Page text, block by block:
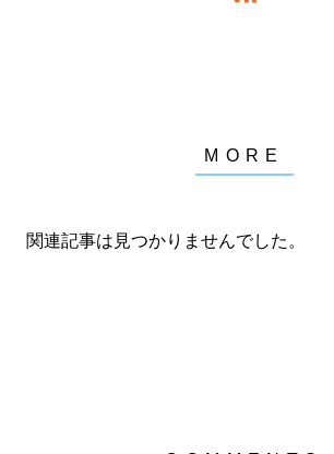
関連記事は見つかりませんでした。